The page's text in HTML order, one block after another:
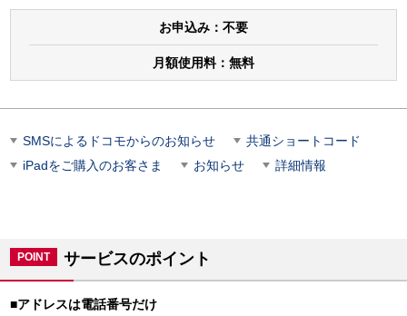
お申込み： 不要
月額使用料： 無料
SMSによるドコモからのお知らせ
共通ショートコード
iPadをご購入のお客さま
お知らせ 詳細情報
POINT サービスのポイント
■アドレスは電話番号だけ